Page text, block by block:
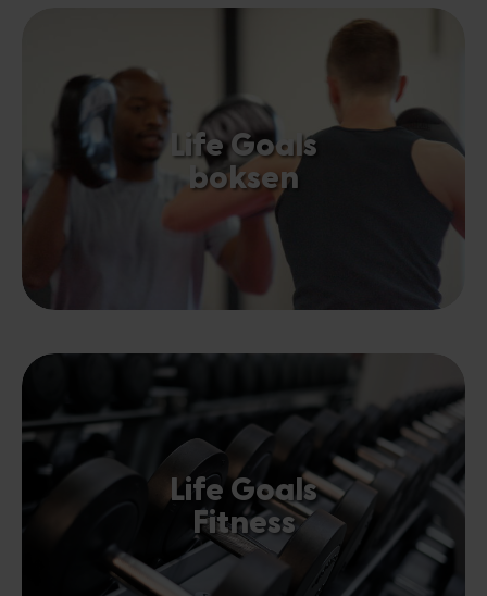
Life Goals
boksen
Life Goals
Fitness